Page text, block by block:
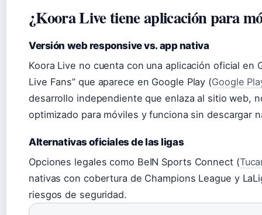
¿Koora Live tiene aplicación para
Versión web responsive vs. app nativa
Koora Live no cuenta con una aplicación oficial en
Live Fans” que aparece en Google Play (Google
desarrollo independiente que enlaza al sitio web,
optimizado para móviles y funciona sin descargar
Alternativas oficiales de las ligas
Opciones legales como BeIN Sports Connect (
nativas con cobertura de Champions League y
riesgos de seguridad.